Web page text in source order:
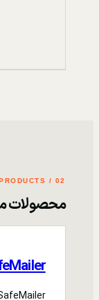
02 / SELECTED PRODUCTS
محصولات